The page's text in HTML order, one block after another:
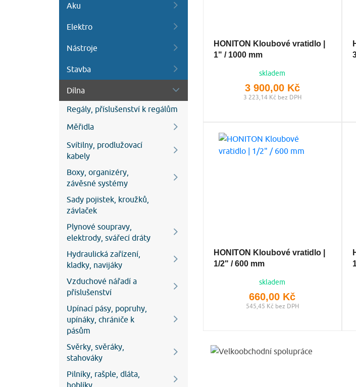
Aku
Elektro
Nástroje
Stavba
Dílna
Regály, příslušenství k regálům
Měřidla
Svítilny, prodlužovací
kabely
Boxy, organizéry,
závěsné systémy
Sady pojistek, kroužků,
závlaček
Plynové soupravy,
elektrody, svářecí dráty
Hydraulická zařízení,
kladky, navijáky
Vzduchové nářadí a
příslušenství
Upínací pásy, popruhy,
upínáky, chrániče k
pásům
Svěrky, svěráky,
stahováky
Pilníky, rašple, dláta,
hoblíky
HONITON Kloubové vratidlo |
1" / 1000 mm
skladem
3 900,00 Kč
3 223,14 Kč bez DPH
HONITON Kloubové vratidlo |
1/2" / 600 mm
skladem
660,00 Kč
545,45 Kč bez DPH